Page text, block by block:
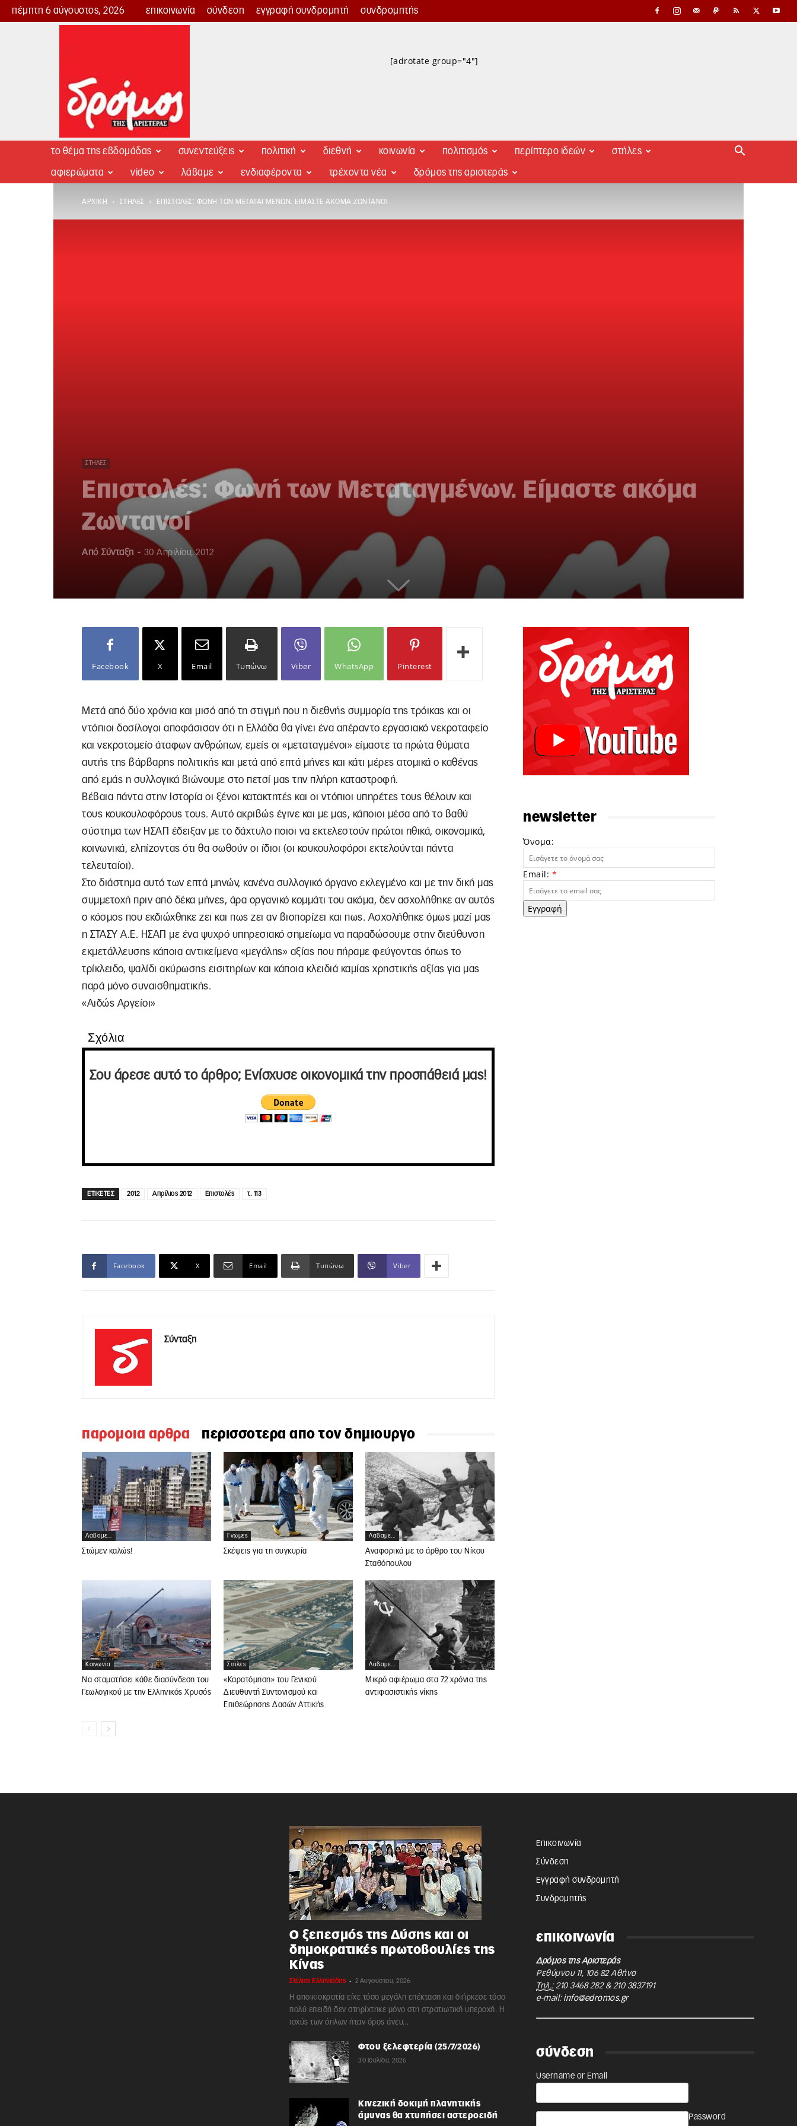
πέμπτη 6 αύγουστος, 2026 επικοινωνία σύνδεση εγγραφή συνδρομητή συνδρομητής
Δρόμος
[adrotate group="4"]
το θέμα της εβδομάδας συνεντεύξεις πολιτική διεθνή κοινωνία πολιτισμός περίπτερο ιδεών στήλες
αφιερώματα video λάβαμε ενδιαφέροντα τρέχοντα νέα δρόμος της αριστεράς
ΑΡΧΙΚΉ ΣΤΉΛΕΣ ΕΠΙΣΤΟΛΈΣ: ΦΩΝΉ ΤΩΝ ΜΕΤΑΤΑΓΜΈΝΩΝ. ΕΊΜΑΣΤΕ ΑΚΌΜΑ ΖΩΝΤΑΝΟΊ
ΣΤΉΛΕΣ
Επιστολές: Φωνή των Μεταταγμένων. Είμαστε ακόμα
Ζωντανοί
Από Σύνταξη - 30 Απριλίου, 2012
Facebook X Email Τυπώνω Viber WhatsApp Pinterest
Μετά από δύο χρόνια και μισό από τη στιγμή που η διεθνής συμμορία της τρόικας και οι
ντόπιοι δοσίλογοι αποφάσισαν ότι η Ελλάδα θα γίνει ένα απέραντο εργασιακό νεκροταφείο
και νεκροτομείο άταφων ανθρώπων, εμείς οι «μεταταγμένοι» είμαστε τα πρώτα θύματα
αυτής της βάρβαρης πολιτικής και μετά από επτά μήνες και κάτι μέρες ατομικά ο καθένας
από εμάς η συλλογικά βιώνουμε στο πετσί μας την πλήρη καταστροφή.
Βέβαια πάντα στην Ιστορία οι ξένοι κατακτητές και οι ντόπιοι υπηρέτες τους θέλουν και
τους κουκουλοφόρους τους. Αυτό ακριβώς έγινε και με μας, κάποιοι μέσα από το βαθύ
σύστημα των ΗΣΑΠ έδειξαν με το δάχτυλο ποιοι να εκτελεστούν πρώτοι ηθικά, οικονομικά,
κοινωνικά, ελπίζοντας ότι θα σωθούν οι ίδιοι (οι κουκουλοφόροι εκτελούνται πάντα
τελευταίοι).
Στο διάστημα αυτό των επτά μηνών, κανένα συλλογικό όργανο εκλεγμένο και με την δική μας
συμμετοχή πριν από δέκα μήνες, άρα οργανικό κομμάτι του ακόμα, δεν ασχολήθηκε αν αυτός
ο κόσμος που εκδιώχθηκε ζει και πως ζει αν βιοπορίζει και πως. Ασχολήθηκε όμως μαζί μας
η ΣΤΑΣΥ Α.Ε. ΗΣΑΠ με ένα ψυχρό υπηρεσιακό σημείωμα να παραδώσουμε στην διεύθυνση
εκμετάλλευσης κάποια αντικείμενα «μεγάλης» αξίας που πήραμε φεύγοντας όπως το
τρίκλειδο, ψαλίδι ακύρωσης εισιτηρίων και κάποια κλειδιά καμίας χρηστικής αξίας για μας
παρά μόνο συναισθηματικής.
«Αιδώς Αργείοι»
Σχόλια
Σου άρεσε αυτό το άρθρο; Ενίσχυσε οικονομικά την προσπάθειά μας!
ΕΤΙΚΕΤΕΣ 2012 Απρίλιος 2012 Επιστολές τ. 113
Facebook X Email Τυπώνω Viber
Σύνταξη
παρομοια αρθρα περισσοτερα απο τον δημιουργο
Λάβαμε...
Στώμεν καλώς!
Γνώμες
Σκέψεις για τη συγκυρία
Λάβαμε...
Αναφορικά με το άρθρο του Νίκου
Σταθόπουλου
Κοινωνία
Να σταματήσει κάθε διασύνδεση του
Γεωλογικού με την Ελληνικός Χρυσός
Στήλες
«Καρατόμηση» του Γενικού
Διευθυντή Συντονισμού και
Επιθεώρησης Δασών Αττικής
Λάβαμε...
Μικρό αφιέρωμα στα 72 χρόνια της
αντιφασιστικής νίκης
newsletter
Όνομα:
Email: *
Εγγραφή
Ο ξεπεσμός της Δύσης και οι
δημοκρατικές πρωτοβουλίες της
Κίνας
Στέλιος Ελληνιάδης - 2 Αυγούστου, 2026
Η αποικιοκρατία είχε τόσο μεγάλη επέκταση και διήρκεσε τόσο
πολύ επειδή δεν στηρίχτηκε μόνο στη στρατιωτική υπεροχή. Η
ισχύς των όπλων ήταν όρος άνευ...
Φτου ξελεφτερία (25/7/2026)
30 Ιουλίου, 2026
Κινεζική δοκιμή πλανητικής
άμυνας θα χτυπήσει αστεροειδή
Επικοινωνία
Σύνδεση
Εγγραφή συνδρομητή
Συνδρομητής
επικοινωνία
Δρόμος της Αριστεράς
Ρεθύμνου 11, 106 82 Αθήνα
Τηλ.: 210 3468 282& 210 3837191
e-mail: info@edromos.gr
σύνδεση
Username or Email
Password